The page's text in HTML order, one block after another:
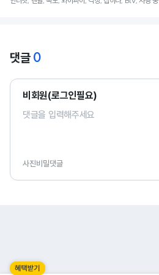
댓글 0
비회원(로그인필요)
사진비밀댓글